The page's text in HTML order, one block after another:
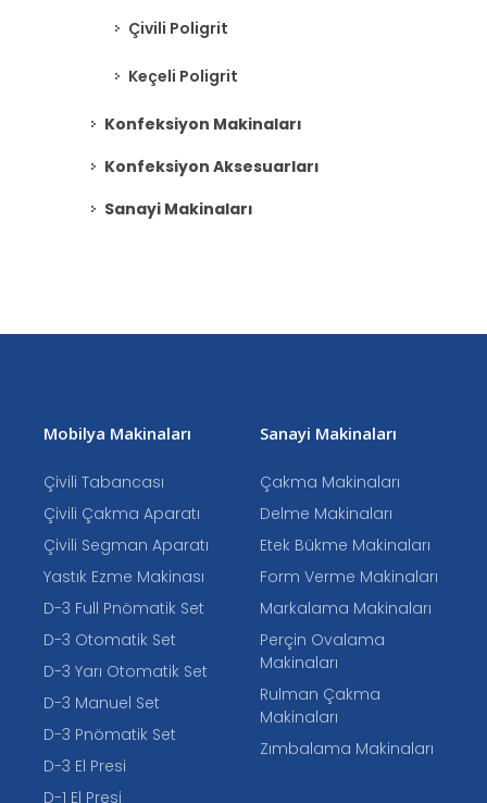
Çivili Poligrit
Keçeli Poligrit
Konfeksiyon Makinaları
Konfeksiyon Aksesuarları
Sanayi Makinaları
Mobilya Makinaları
Çivili Tabancası
Çivili Çakma Aparatı
Çivili Segman Aparatı
Yastık Ezme Makinası
D-3 Full Pnömatik Set
D-3 Otomatik Set
D-3 Yarı Otomatik Set
D-3 Manuel Set
D-3 Pnömatik Set
D-3 El Presi
D-1 El Presi
Sanayi Makinaları
Çakma Makinaları
Delme Makinaları
Etek Bükme Makinaları
Form Verme Makinaları
Markalama Makinaları
Perçin Ovalama
Makinaları
Rulman Çakma
Makinaları
Zımbalama Makinaları